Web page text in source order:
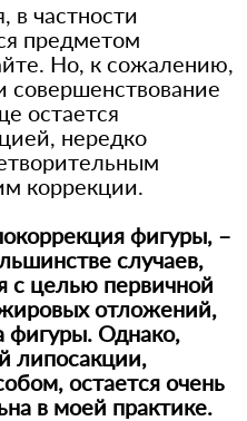
в частности
предметом
Но, к сожалению,
совершенствование
остается
нередко
коррекции.
фигуры, –
случаев,
с целью первичной
отложений,
фигуры. Однако,
липосакции,
остается очень
в моей практике.